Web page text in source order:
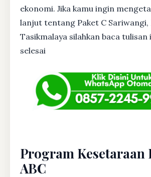
ekonomi. Jika kamu ingin
lanjut tentang Paket C Sariwangi,
Tasikmalaya silahkan baca tulisan
selesai
Program Kesetaraan
ABC